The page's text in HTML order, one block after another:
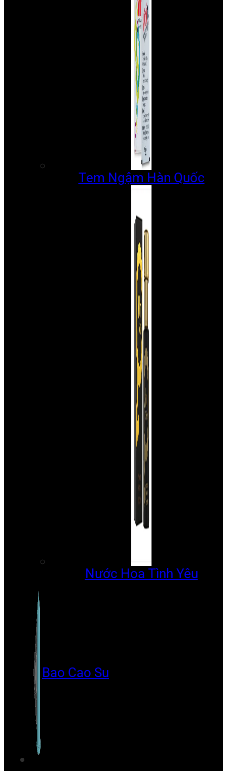
Tem Ngậm Hàn Quốc
Nước Hoa Tình Yêu
Bao Cao Su